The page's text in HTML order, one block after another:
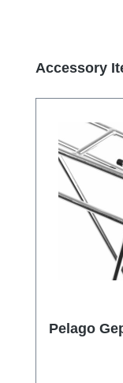
Produktgalerie
Accessory
Pelago